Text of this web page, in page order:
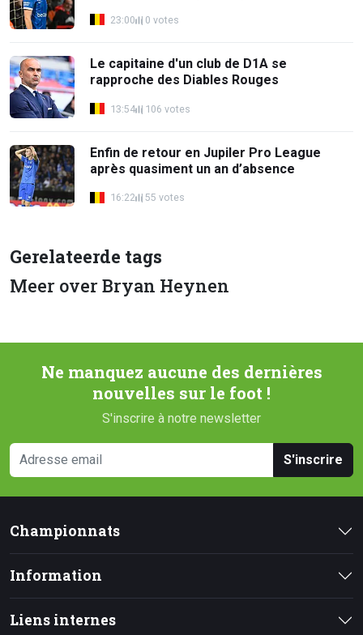
23:00 0 votes
Le capitaine d'un club de D1A se
rapproche des Diables Rouges
13:54 106 votes
Enfin de retour en Jupiler Pro League
après quasiment un an d’absence
16:22 55 votes
Gerelateerde tags
Meer over Bryan Heynen
Ne manquez aucune des dernières
nouvelles sur le foot !
S'inscrire à notre newsletter
S'inscrire
Championnats
Information
Liens internes